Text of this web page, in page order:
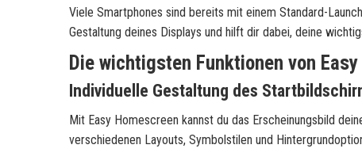
Viele Smartphones sind bereits mit einem Standard-
Gestaltung deines Displays und hilft dir dabei, deine
Die wichtigsten Funktionen von
Individuelle Gestaltung des
Mit Easy Homescreen kannst du das Erscheinungsbild
verschiedenen Layouts, Symbolstilen und